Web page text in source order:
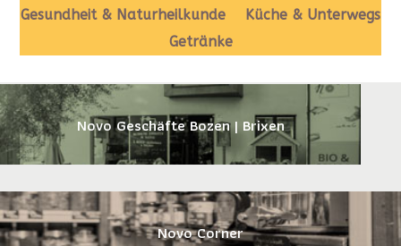
Gesundheit & Naturheilkunde
Küche & Unterwegs
Getränke
Novo Geschäfte Bozen | Brixen
Novo Corner